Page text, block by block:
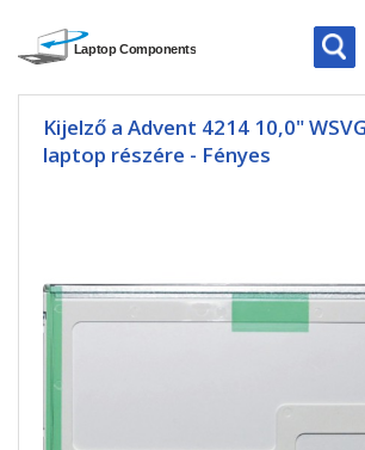
Kijelző a Advent 4214 10,0"
laptop részére - Fényes